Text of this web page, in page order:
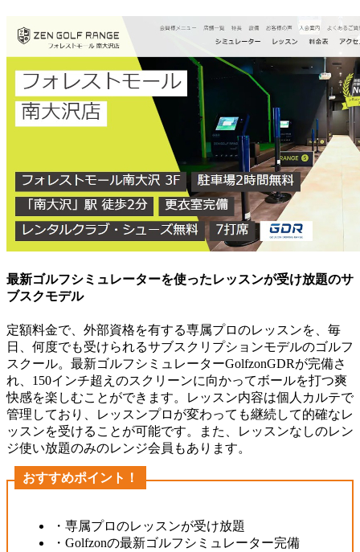
最新ゴルフシミュレーターを使ったレッスンが受け放題のサ
ブスクモデル
定額料金で、外部資格を有する専属プロのレッスンを、毎
日、何度でも受けられるサブスクリプションモデルのゴルフ
スクール。最新ゴルフシミュレーターGolfzonGDRが完備さ
れ、150インチ超えのスクリーンに向かってボールを打つ爽
快感を楽しむことができます。レッスン内容は個人カルテで
管理しており、レッスンプロが変わっても継続して的確なレ
ッスンを受けることが可能です。また、レッスンなしのレン
ジ使い放題のみのレンジ会員もあります。
おすすめポイント！
・専属プロのレッスンが受け放題
・Golfzonの最新ゴルフシミュレーター完備